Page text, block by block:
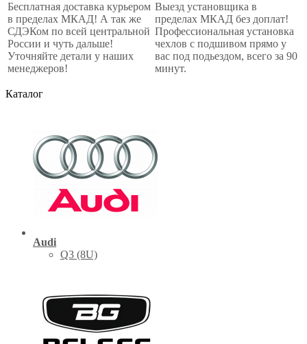
Бесплатная доставка курьером
в пределах МКАД! А так же
СДЭКом по всей центральной
России и чуть дальше!
Уточняйте детали у наших
менеджеров!
Выезд установщика в
пределах МКАД без доплат!
Профессиональная установка
чехлов с подшивом прямо у
вас под подьездом, всего за 90
минут.
Каталог
Audi
Q3 (8U)